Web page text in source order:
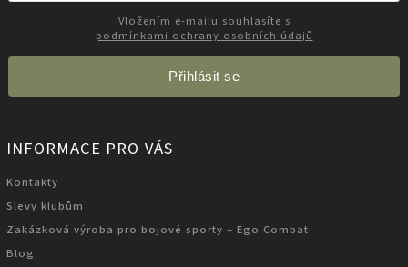
podmínkami ochrany osobních údajů
Přihlásit se
INFORMACE PRO VÁS
Kontakty
Slevy klubům
Zakázková výroba pro bojové sporty – Ego Combat
Blog